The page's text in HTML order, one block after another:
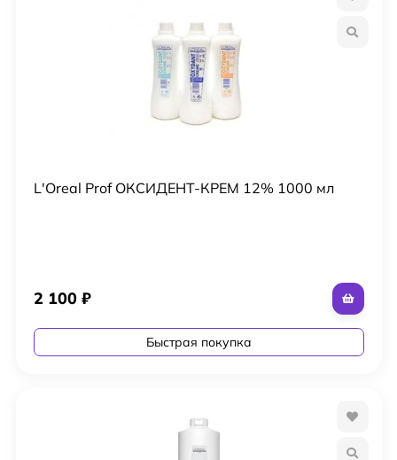
L'Oreal Prof ОКСИДЕНТ-КРЕМ 12% 1000 мл
2 100 ₽
Быстрая покупка